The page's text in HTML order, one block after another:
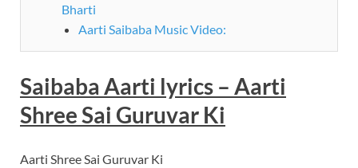
Bharti
Aarti Saibaba Music Video:
Saibaba Aarti lyrics – Aarti
Shree Sai Guruvar Ki
Aarti Shree Sai Guruvar Ki